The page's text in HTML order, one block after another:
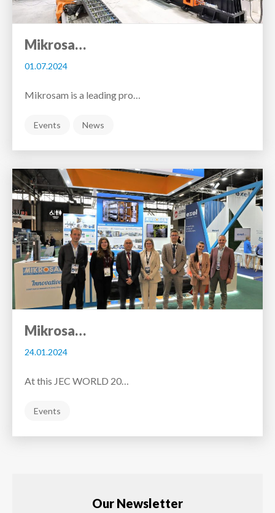
Mikrosa…
01.07.2024
Mikrosam is a leading pro…
Events News
Mikrosa…
24.01.2024
At this JEC WORLD 20…
Events
Our Newsletter